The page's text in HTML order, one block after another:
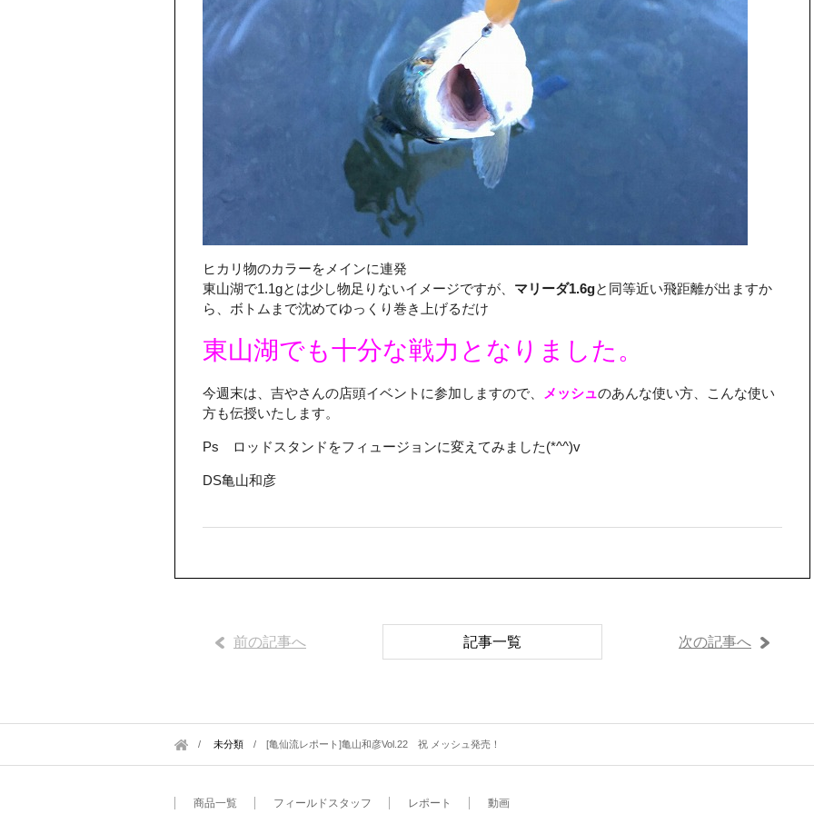
ヒカリ物のカラーをメインに連発
東山湖で1.1gとは少し物足りないイメージですが、 マリーダ1.6gと同等近い飛距離が出ますか
ら、ボトムまで沈めてゆっくり巻き上げるだけ
東山湖でも十分な戦力となりました。
今週末は、吉やさんの店頭イベントに参加しますので、 メッシュのあんな使い方、こんな使い
方も伝授いたします。
Ps ロッドスタンドをフィュージョンに変えてみました(*^^)v
DS亀山和彦
前の記事へ 記事一覧 次の記事へ
未分類 / [亀仙流レポート]亀山和彦Vol.22 祝 メッシュ発売！
商品一覧 フィールドスタッフ レポート 動画